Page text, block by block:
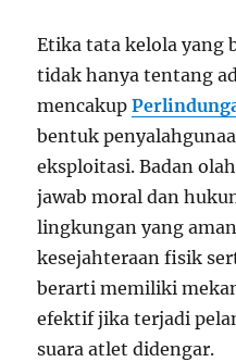
Etika tata kelola yang
tidak hanya tentang
mencakup
bentuk
eksploitasi. Badan
jawab moral dan
lingkungan yang
kesejahteraan fisik
berarti memiliki
efektif jika terjadi
suara atlet didengar.